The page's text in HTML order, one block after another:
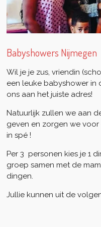
Babyshowers Nijmegen
Wil je je zus, vriendin
een leuke babyshower in
ons aan het juiste adres!
Natuurlijk zullen we aan
geven en zorgen we
in spé !
Per 3 personen kies je 1
groep samen met de
dingen.
Jullie kunnen uit de